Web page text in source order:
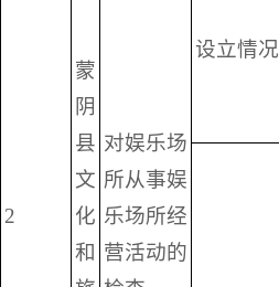
2
蒙
阴
县
文
化
和
对娱乐场
所从事娱
乐场所经
营活动的
设立情况